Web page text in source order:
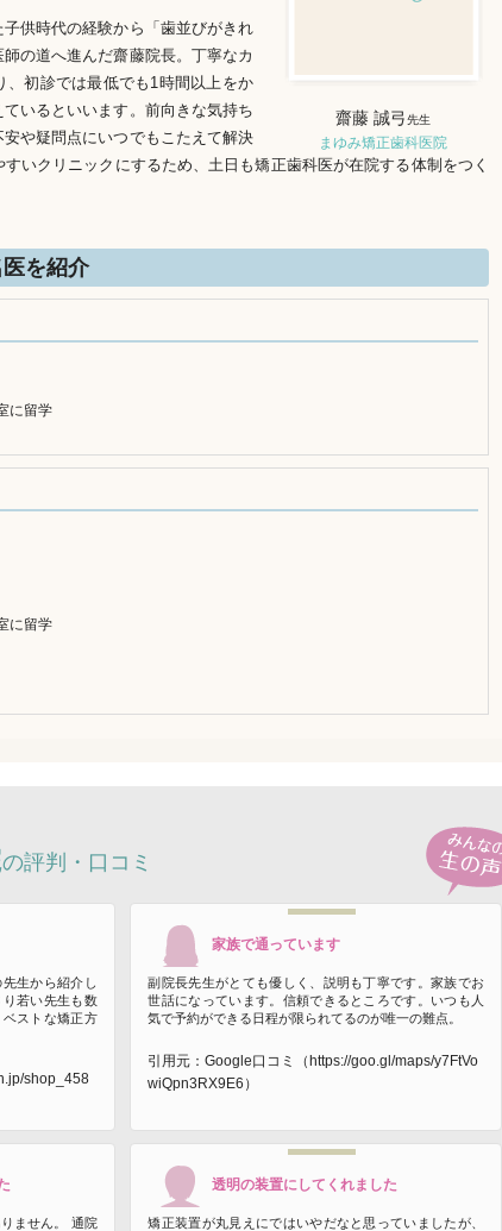
齋藤 誠弓先生
まゆみ矯正歯科医院
供時代の経験から「歯並びがきれ
の道へ進んだ齋藤院長。丁寧なカ
、初診では最低でも1時間以上をか
いるといいます。前向きな気持ち
や疑問点にいつでもこたえて解決
いクリニックにするため、土日も矯正歯科医が在院する体制をつく
を紹介
に留学
に留学
の評判・口コミ
生から紹介し
若い先生も数
ストな矯正方
shop_458
家族で通っています
副院長先生がとても優しく、説明も丁寧です。家族でお
世話になっています。信頼できるところです。いつも人
気で予約ができる日程が限られてるのが唯一の難点。
引用元：Google口コミ（https://goo.gl/maps/y7FtVo
wiQpn3RX9E6）
ません。 通院
透明の装置にしてくれました
矯正装置が丸見えにではいやだなと思っていましたが、